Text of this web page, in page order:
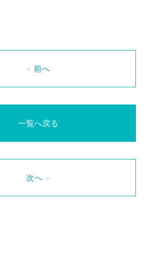
< 前へ
一覧へ戻る
次へ >